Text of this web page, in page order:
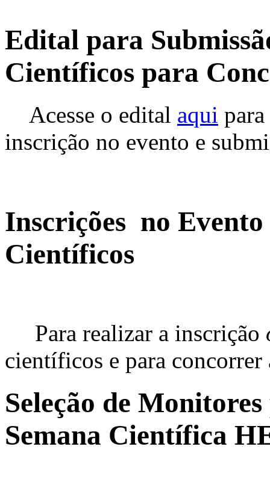
Edital para
Científicos para
Acesse o edital aqui
inscrição no evento e
Inscrições no Evento
Científicos
Para realizar a inscrição
científicos e para
Seleção de
Semana Científica